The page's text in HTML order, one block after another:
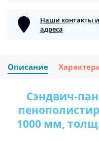
Наши контакты и
адреса
Описание
Сэндвич-
1000 мм,